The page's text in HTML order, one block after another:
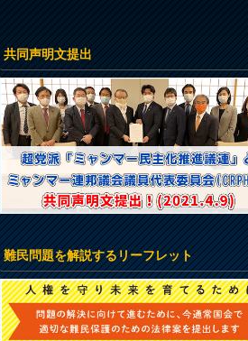
共同声明文提出
難民問題を解説するリーフレット